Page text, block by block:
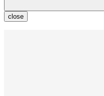
close